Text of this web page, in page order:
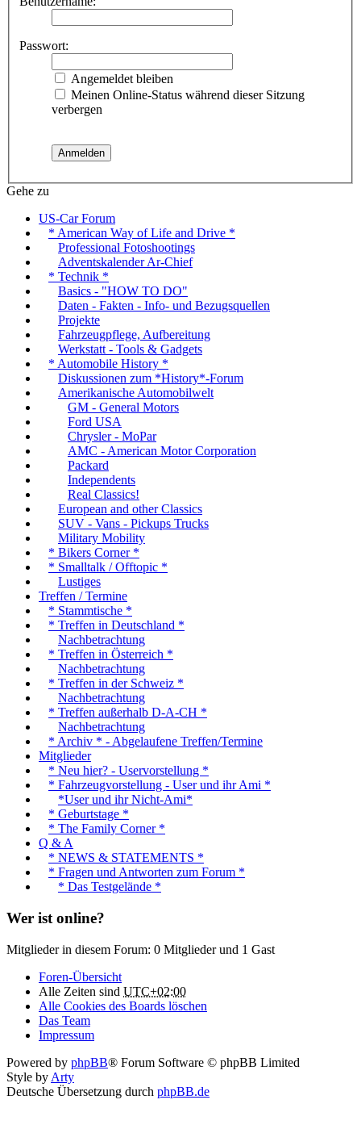
Passwort:
Angemeldet bleiben
Meinen Online-Status während dieser Sitzung
verbergen
Gehe zu
US-Car Forum
* American Way of Life and Drive *
Professional Fotoshootings
Adventskalender Ar-Chief
* Technik *
Basics - "HOW TO DO"
Daten - Fakten - Info- und Bezugsquellen
Projekte
Fahrzeugpflege, Aufbereitung
Werkstatt - Tools & Gadgets
* Automobile History *
Diskussionen zum *History*-Forum
Amerikanische Automobilwelt
GM - General Motors
Ford USA
Chrysler - MoPar
AMC - American Motor Corporation
Packard
Independents
Real Classics!
European and other Classics
SUV - Vans - Pickups Trucks
Military Mobility
* Bikers Corner *
* Smalltalk / Offtopic *
Lustiges
Treffen / Termine
* Stammtische *
* Treffen in Deutschland *
Nachbetrachtung
* Treffen in Österreich *
Nachbetrachtung
* Treffen in der Schweiz *
Nachbetrachtung
* Treffen außerhalb D-A-CH *
Nachbetrachtung
* Archiv * - Abgelaufene Treffen/Termine
Mitglieder
* Neu hier? - Uservorstellung *
* Fahrzeugvorstellung - User und ihr Ami *
*User und ihr Nicht-Ami*
* Geburtstage *
* The Family Corner *
Q & A
* NEWS & STATEMENTS *
* Fragen und Antworten zum Forum *
* Das Testgelände *
Wer ist online?
Mitglieder in diesem Forum: 0 Mitglieder und 1 Gast
Foren-Übersicht
Alle Zeiten sind UTC+02:00
Alle Cookies des Boards löschen
Das Team
Impressum
Powered by phpBB® Forum Software © phpBB Limited
Style by Arty
Deutsche Übersetzung durch phpBB.de